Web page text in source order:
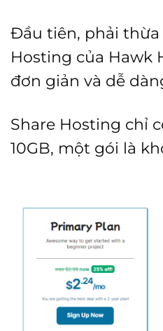
Đầu tiên, phải thừa
Hosting của Hawk
đơn giản và dễ
Share Hosting chỉ
10GB, một gói là